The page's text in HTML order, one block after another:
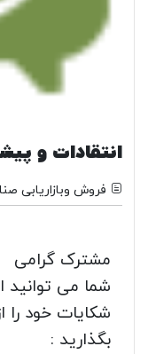
انتقادات و
فروش وبازاریابی
مشترک گرامی
شما می توانید
شکایات خود را
بگذارید :